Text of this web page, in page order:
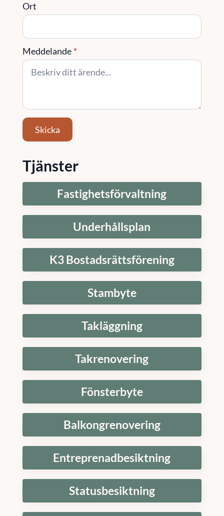
Ort
Meddelande *
Skicka
Tjänster
Fastighetsförvaltning
Underhållsplan
K3 Bostadsrättsförening
Stambyte
Takläggning
Takrenovering
Fönsterbyte
Balkongrenovering
Entreprenadbesiktning
Statusbesiktning